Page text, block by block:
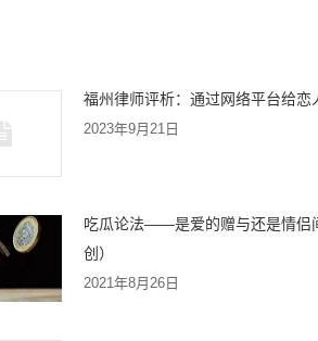
福州律师评析：通过网络平台给恋
2023年9月21日
吃瓜论法——是爱的赠与还是情侣
创）
2021年8月26日